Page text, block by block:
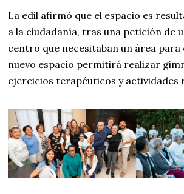
La edil afirmó que el espacio es
a la ciudadanía, tras una petición de
centro que necesitaban un área para
nuevo espacio permitirá realizar
ejercicios terapéuticos y actividades